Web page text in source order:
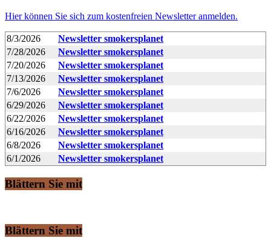
Hier können Sie sich zum kostenfreien Newsletter anmelden.
8/3/2026
Newsletter smokersplanet
7/28/2026
Newsletter smokersplanet
7/20/2026
Newsletter smokersplanet
7/13/2026
Newsletter smokersplanet
7/6/2026
Newsletter smokersplanet
6/29/2026
Newsletter smokersplanet
6/22/2026
Newsletter smokersplanet
6/16/2026
Newsletter smokersplanet
6/8/2026
Newsletter smokersplanet
6/1/2026
Newsletter smokersplanet
Blättern Sie mit
Blättern Sie mit